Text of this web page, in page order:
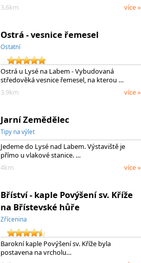
3.6km
více »
Ostrá - vesnice řemesel
Ostatní
Ostrá u Lysé na Labem - Vybudovaná
středověká vesnice řemesel, na kterou …
3.9km
více »
Jarní Zemědělec
Tipy na výlet
Jedeme do Lysé nad Labem. Výstaviště je
přímo u vlakové stanice. …
4km
více »
Bříství - kaple Povýšení sv. Kříže
na Břístevské hůře
Zřícenina
Barokní kaple Povýšení sv. Kříže byla
postavena na vrcholu…